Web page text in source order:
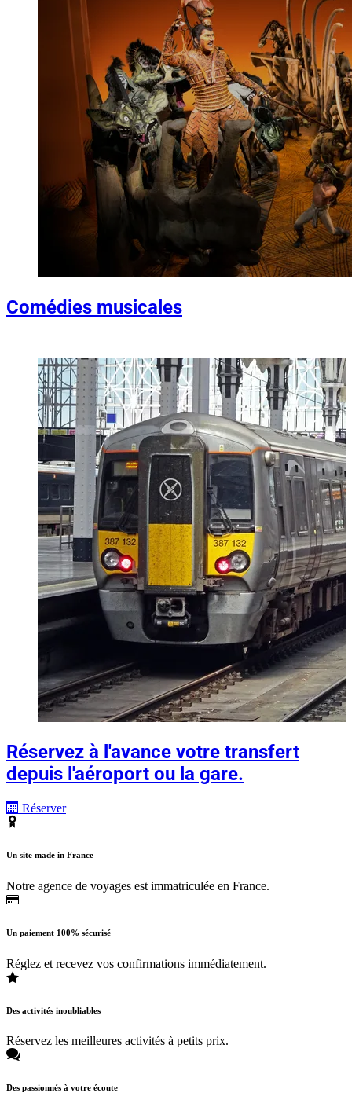
Comédies musicales
Réservez à l'avance votre transfert
depuis l'aéroport ou la gare.
Réserver
Un site made in France
Notre agence de voyages est immatriculée en France.
Un paiement 100% sécurisé
Réglez et recevez vos confirmations immédiatement.
Des activités inoubliables
Réservez les meilleures activités à petits prix.
Des passionnés à votre écoute